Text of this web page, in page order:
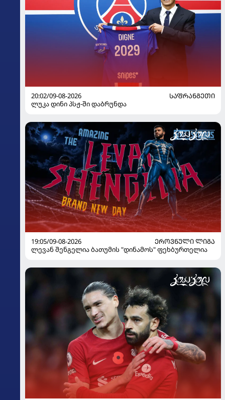
20:02/09-08-2026
ᲡᲐᲤᲠᲐᲜᲒᲔᲗᲘ
ლუკა დინი პსჟ-ში დაბრუნდა
19:05/09-08-2026
ᲔᲠᲝᲕᲜᲣᲚᲘ ᲚᲘᲒᲐ
ლევან შენგელია ბათუმის "დინამოს" ფეხბურთელია